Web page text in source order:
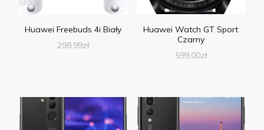
Huawei Freebuds 4i Biały
298,99zł
Huawei Watch GT Sport
Czarny
599,00zł